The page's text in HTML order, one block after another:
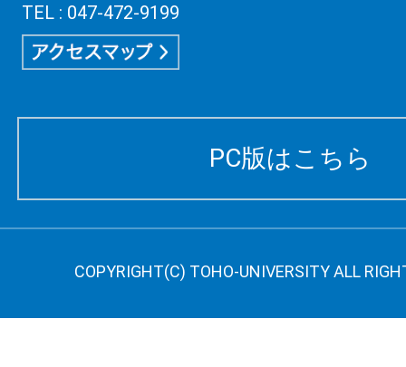
TEL : 047-472-9199
PC版はこちら
COPYRIGHT(C) TOHO-UNIVERSITY ALL